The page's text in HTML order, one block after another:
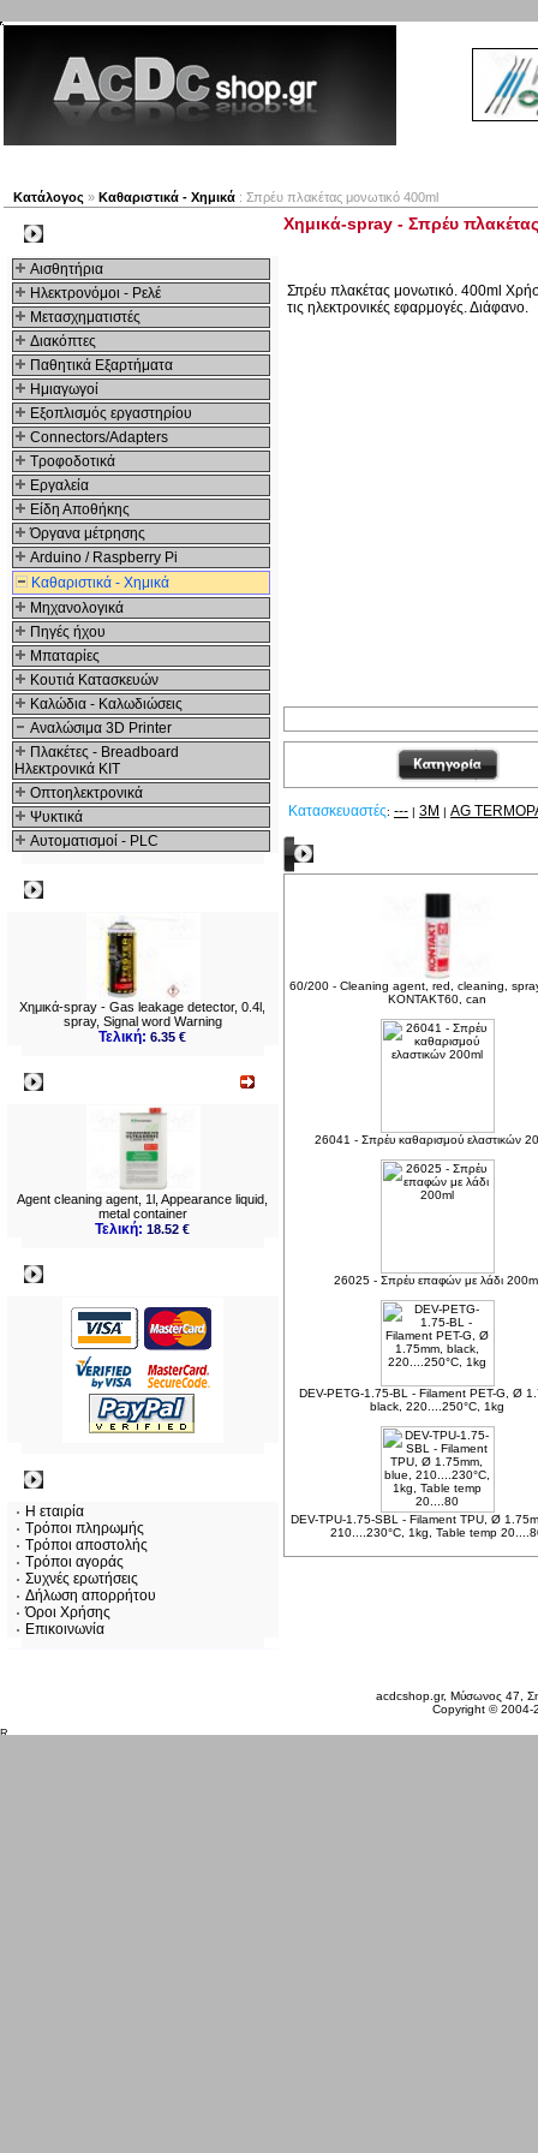
Κατάλογος » Καθαριστικά - Χημικά : Σπρέυ πλακέτας μονωτικό 400ml
Αισθητήρια
Ηλεκτρονόμοι - Ρελέ
Μετασχηματιστές
Διακόπτες
Παθητικά Εξαρτήματα
Hμιαγωγοί
Εξοπλισμός εργαστηρίου
Connectors/Adapters
Τροφοδοτικά
Εργαλεία
Είδη Αποθήκης
Όργανα μέτρησης
Arduino / Raspberry Pi
Καθαριστικά - Χημικά
Μηχανολογικά
Πηγές ήχου
Μπαταρίες
Κουτιά Κατασκευών
Καλώδια - Καλωδιώσεις
Αναλώσιμα 3D Printer
Πλακέτες - Breadboard
Ηλεκτρονικά ΚΙΤ
Οπτοηλεκτρονικά
Ψυκτικά
Αυτοματισμοί - PLC
Χημικά-spray - Gas leakage detector, 0.4l,
spray, Signal word Warning
Τελική:6.35 €
Agent cleaning agent, 1l, Appearance liquid,
metal container
Τελική:18.52 €
Η εταιρία
Τρόποι πληρωμής
Τρόποι αποστολής
Τρόποι αγοράς
Συχνές ερωτήσεις
Δήλωση απορρήτου
Όροι Χρήσης
Επικοινωνία
Χημικά-spray - Σπρέυ
Σπρέυ πλακέτας μονωτικό. 400ml
τις ηλεκτρονικές εφαρμογές. Διάφανο.
Κατασκευαστές: --- | 3M | AG
60/200 - Cleaning agent, red, cleaning,
KONTAKT60, can
26041 - Σπρέυ καθαρισμού ελαστικών
26025 - Σπρέυ επαφών με λάδι
DEV-PETG-1.75-BL - Filament PET-G, Ø
black, 220....250°C, 1kg
DEV-TPU-1.75-SBL - Filament TPU, Ø
210....230°C, 1kg, Table temp
acdcshop.gr, Μύσωνος 47,
Copyright ©